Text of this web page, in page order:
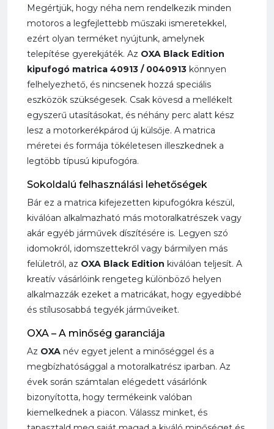
Megértjük, hogy néha nem rendelkezik minden
motoros a legfejlettebb műszaki ismeretekkel,
ezért olyan terméket nyújtunk, amelynek
telepítése gyerekjáték. Az OXA Black Edition
kipufogó matrica 40913 / 0040913 könnyen
felhelyezhető, és nincsenek hozzá speciális
eszközök szükségesek. Csak kövesd a mellékelt
egyszerű utasításokat, és néhány perc alatt kész
lesz a motorkerékpárod új külsője. A matrica
méretei és formája tökéletesen illeszkednek a
legtöbb típusú kipufogóra.
Sokoldalú felhasználási lehetőségek
Bár ez a matrica kifejezetten kipufogókra készül,
kiválóan alkalmazható más motoralkatrészek vagy
akár egyéb járművek díszítésére is. Legyen szó
idomokról, idomszettekről vagy bármilyen más
felületről, az OXA Black Edition kiválóan teljesít. A
kreatív vásárlóink rengeteg különböző helyen
alkalmazzák ezeket a matricákat, hogy egyedibbé
és stílusosabbá tegyék járműveiket.
OXA – A minőség garanciája
Az OXA név egyet jelent a minőséggel és a
megbízhatósággal a motoralkatrész iparban. Az
évek során számtalan elégedett vásárlónk
bizonyította, hogy termékeink valóban
kiemelkednek a piacon. Válassz minket, és